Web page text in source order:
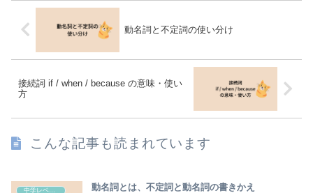
動名詞と不定詞の使い分け
接続詞 if / when / because の意味・使い
方
こんな記事も読まれています
動名詞とは、不定詞と動名詞の書きかえ